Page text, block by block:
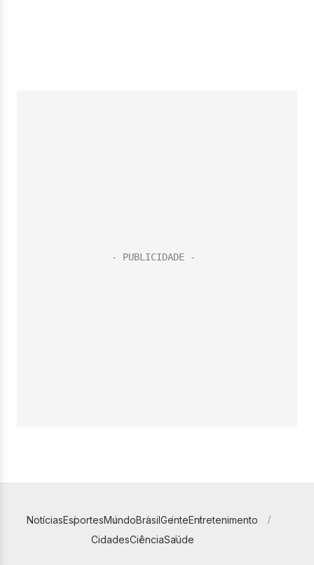
NotíciasEsportesMundoBrasilGenteEntretenimento
CidadesCiênciaSaúde